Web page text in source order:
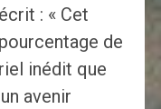
: « Cet
de
inédit que
avenir